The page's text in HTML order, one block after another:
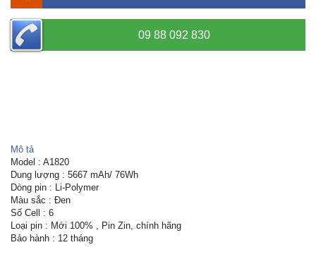
09 88 092 830
Mô tả
Model : A1820
Dung lượng : 5667 mAh/ 76Wh
Dòng pin : Li-Polymer
Màu sắc : Đen
Số Cell : 6
Loại pin : Mới 100% , Pin Zin, chính hãng
Bảo hành : 12 tháng